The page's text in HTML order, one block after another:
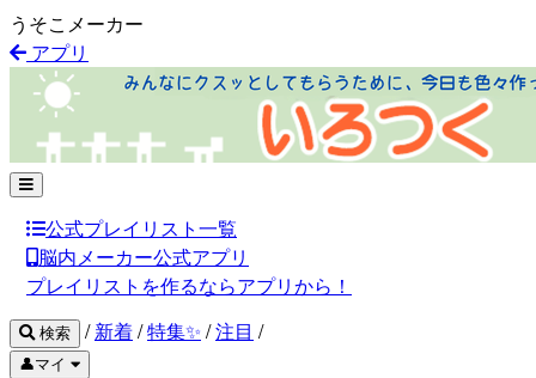
うそこメーカー
アプリ
公式プレイリスト一覧
脳内メーカー公式アプリ
プレイリストを作るならアプリから！
検索 / 新着/特集✨ /注目 /
👤マイ